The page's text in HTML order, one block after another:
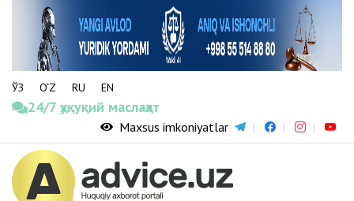
ЎЗ O‘Z RU EN
24/7 ҳуқуқий маслаҳат
Maxsus imkoniyatlar